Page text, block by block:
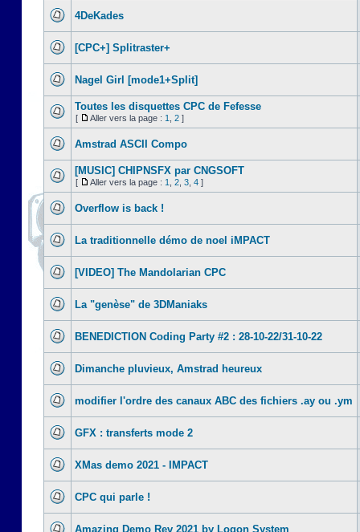
4DeKades
[CPC+] Splitraster+
Nagel Girl [mode1+Split]
Toutes les disquettes CPC de Fefesse
[ Aller vers la page : 1 2 ]
Amstrad ASCII Compo
[MUSIC] CHIPNSFX par CNGSOFT
[ Aller vers la page : 1 2 3 4 ]
Overflow is back !
La traditionnelle démo de noel iMPACT
[VIDEO] The Mandolarian CPC
La "genèse" de 3DManiaks
BENEDICTION Coding Party #2 : 28-10-22/31-10-22
Dimanche pluvieux, Amstrad heureux
modifier l'ordre des canaux ABC des fichiers .ay ou .ym
GFX : transferts mode 2
XMas demo 2021 - IMPACT
CPC qui parle !
Amazing Demo Rev 2021 by Logon System